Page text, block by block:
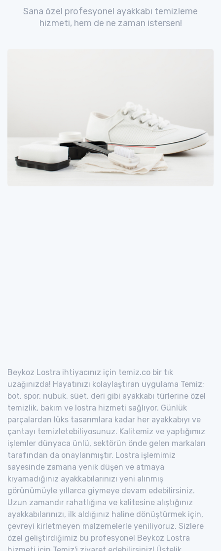
Sana özel profesyonel ayakkabı temizleme
hizmeti, hem de ne zaman istersen!
Beykoz Lostra ihtiyacınız için temiz.co bir tık
uzağınızda! Hayatınızı kolaylaştıran uygulama Temiz;
bot, spor, nubuk, süet, deri gibi ayakkabı türlerine özel
temizlik, bakım ve lostra hizmeti sağlıyor. Günlük
parçalardan lüks tasarımlara kadar her ayakkabıyı ve
çantayı temizletebiliyosunuz. Kalitemiz ve yaptığımız
işlemler dünyaca ünlü, sektörün önde gelen markaları
tarafından da onaylanmıştır. Lostra işlemimiz
sayesinde zamana yenik düşen ve atmaya
kıyamadığınız ayakkabılarınızı yeni alınmış
görünümüyle yıllarca giymeye devam edebilirsiniz.
Uzun zamandır rahatlığına ve kalitesine alıştığınız
ayakkabılarınızı, ilk aldığınız haline dönüştürmek için,
çevreyi kirletmeyen malzemelerle yeniliyoruz. Sizlere
özel geliştirdiğimiz bu profesyonel Beykoz Lostra